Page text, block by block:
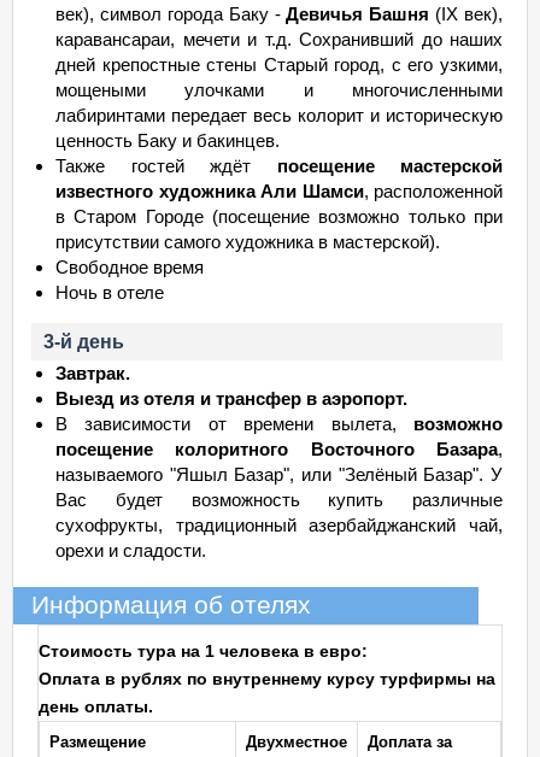
век), символ города Баку -Девичья Башня (IX век),
каравансараи, мечети и т.д. Сохранивший до наших
дней крепостные стены Старый город, с его узкими,
мощеными улочками и многочисленными
лабиринтами передает весь колорит и историческую
ценность Баку и бакинцев.
Также гостей ждёт посещение мастерской
известного художника Али Шамси, расположенной
в Старом Городе (посещение возможно только при
присутствии самого художника в мастерской).
Свободное время
Ночь в отеле
3-й день
Завтрак.
Выезд из отеля и трансфер в аэропорт.
В зависимости от времени вылета, возможно
посещение колоритного Восточного Базара,
называемого "Яшыл Базар", или "Зелёный Базар". У
Вас будет возможность купить различные
сухофрукты, традиционный азербайджанский чай,
орехи и сладости.
Информация об отелях
Стоимость тура на 1 человека в евро:
Оплата в рублях по внутреннему курсу турфирмы на
день оплаты.
Размещение
Двухместное
Доплата за